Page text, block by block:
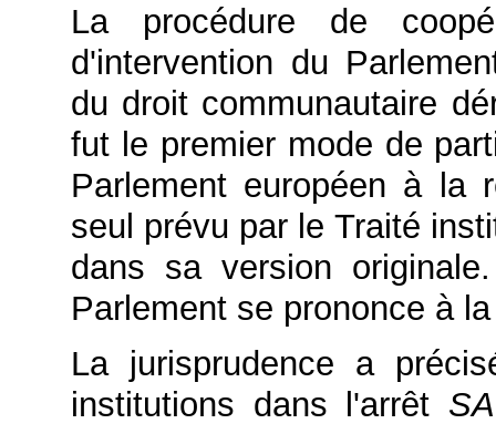
La procédure de
d'intervention du
du droit communautaire
fut le premier mode de
Parlement européen à la
seul prévu par le Traité
dans sa version
Parlement se prononce à
La jurisprudence a
institutions dans l'arrêt